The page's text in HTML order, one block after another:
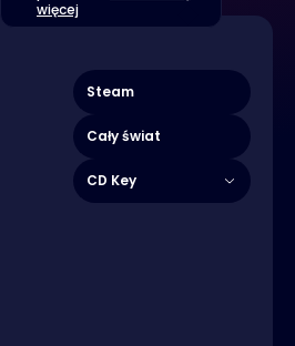
więcej
Steam
Cały świat
CD Key